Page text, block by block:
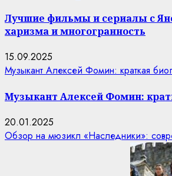
Лучшие фильмы и сериалы с
харизма и многогранность
15.09.2025
Музыкант Алексей Фомин: краткая
Музыкант Алексей Фомин:
20.01.2025
Обзор на мюзикл «Наследники»: